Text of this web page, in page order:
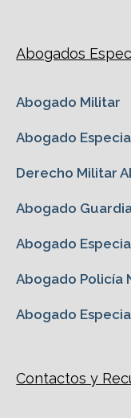
Abogados
Abogado Militar
Abogado
Derecho Militar
Abogado
Abogado
Abogado Policía
Abogado
Contactos y